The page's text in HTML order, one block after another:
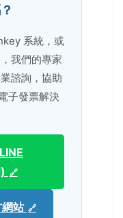
系統，或
我們的專家
諮詢，協助
子發票解決
網站